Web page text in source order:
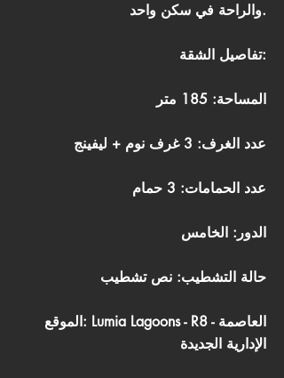
والراحة في سكن واحد.
تفاصيل الشقة:
المساحة: 185 متر
عدد الغرف: 3 غرف نوم + ليفينج
عدد الحمامات: 3 حمام
الدور: الخامس
حالة التشطيب: نص تشطيب
الموقع: Lumia Lagoons - R8 - العاصمة
الإدارية الجديدة